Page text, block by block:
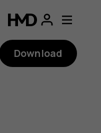
Download